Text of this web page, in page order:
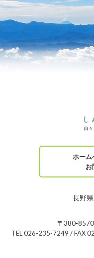
ホーム
お
長野
〒380-
TEL 026-235-7249 / FAX